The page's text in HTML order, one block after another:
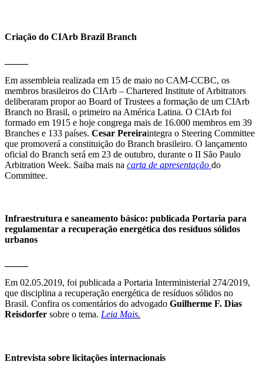
Criação do CIArb Brazil Branch
Em assembleia realizada em 15 de maio no CAM-CCBC, os
membros brasileiros do CIArb – Chartered Institute of Arbitrators
deliberaram propor ao Board of Trustees a formação de um CIArb
Branch no Brasil, o primeiro na América Latina. O CIArb foi
formado em 1915 e hoje congrega mais de 16.000 membros em 39
Branches e 133 países. Cesar Pereiraintegra o Steering Committee
que promoverá a constituição do Branch brasileiro. O lançamento
oficial do Branch será em 23 de outubro, durante o II São Paulo
Arbitration Week. Saiba mais na carta de apresentação do
Committee.
Infraestrutura e saneamento básico: publicada Portaria para
regulamentar a recuperação energética dos resíduos sólidos
urbanos
Em 02.05.2019, foi publicada a Portaria Interministerial 274/2019,
que disciplina a recuperação energética de resíduos sólidos no
Brasil. Confira os comentários do advogado Guilherme F. Dias
Reisdorfer sobre o tema. Leia Mais.
Entrevista sobre licitações internacionais